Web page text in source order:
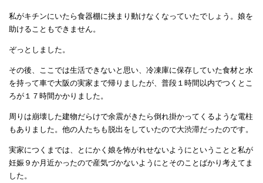
私がキチンにいたら食器棚に挟まり動けなくなっていたでしょう。娘を
助けることもできません。
ぞっとしました。
その後、ここでは生活できないと思い、冷凍庫に保存していた食材と水
を持って車で大阪の実家まで帰りましたが、普段１時間以内でつくとこ
ろが１７時間かかりました。
周りは崩壊した建物だらけで余震がきたら倒れ掛かってくるような電柱
もありました。他の人たちも脱出をしていたので大渋滞だったのです。
実家につくまでは、とにかく娘を怖がれせないようにということと私が
妊娠９か月近かったので産気づかないようにとそのことばかり考えてま
した。